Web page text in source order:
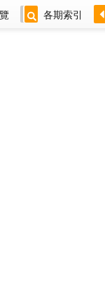
各期索引